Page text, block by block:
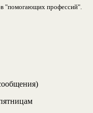
"помогающих профессий".